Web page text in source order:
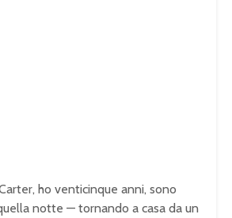
ho venticinque anni, sono
notte — tornando a casa da un